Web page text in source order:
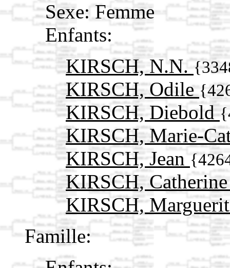
Sexe: Femme
Enfants:
KIRSCH, N.N.
KIRSCH, Odile
KIRSCH, Diebold
KIRSCH, Marie-
KIRSCH, Jean
KIRSCH,
KIRSCH,
Famille: